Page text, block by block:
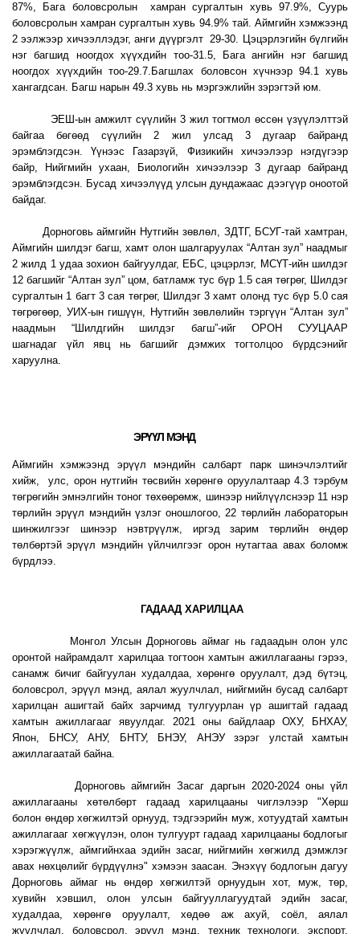
87%, Бага боловсролын хамран сургалтын хувь 97.9%, Суурь
боловсролын хамран сургалтын хувь 94.9% тай. Аймгийн хэмжээнд
2 ээлжээр хичээллэдэг, анги дүүргэлт 29-30. Цэцэрлэгийн бүлгийн
нэг багшид ноогдох хүүхдийн тоо-31.5, Бага ангийн нэг багшид
ноогдох хүүхдийн тоо-29.7.Багшлах боловсон хүчнээр 94.1 хувь
хангагдсан. Багш нарын 49.3 хувь нь мэргэжлийн зэрэгтэй юм.
ЭЕШ-ын амжилт сүүлийн 3 жил тогтмол өссөн үзүүлэлттэй
байгаа бөгөөд сүүлийн 2 жил улсад 3 дугаар байранд
эрэмблэгдсэн. Үүнээс Газарзүй, Физикийн хичээлээр нэгдүгээр
байр, Нийгмийн ухаан, Биологийн хичээлээр 3 дугаар байранд
эрэмблэгдсэн. Бусад хичээлүүд улсын дундажаас дээгүүр оноотой
байдаг.
Дорноговь аймгийн Нутгийн зөвлөл, ЗДТГ, БСУГ-тай хамтран,
Аймгийн шилдэг багш, хамт олон шалгаруулах “Алтан зул” наадмыг
2 жилд 1 удаа зохион байгуулдаг, ЕБС, цэцэрлэг, МСҮТ-ийн шилдэг
12 багшийг “Алтан зул” цом, батламж тус бүр 1.5 сая төгрөг, Шилдэг
сургалтын 1 багт 3 сая төгрөг, Шилдэг 3 хамт олонд тус бүр 5.0 сая
төгрөгөөр, УИХ-ын гишүүн, Нутгийн зөвлөлийн тэргүүн “Алтан зул”
наадмын “Шилдгийн шилдэг багш”-ийг ОРОН СУУЦААР
шагнадаг үйл явц нь багшийг дэмжих тогтолцоо бүрдсэнийг
харуулна.
ЭРҮҮЛ МЭНД
Аймгийн хэмжээнд эрүүл мэндийн салбарт парк шинэчлэлтийг
хийж, улс, орон нутгийн төсвийн хөрөнгө оруулалтаар 4.3 тэрбум
төгрөгийн эмнэлгийн тоног төхөөрөмж, шинээр нийлүүлснээр 11 нэр
төрлийн эрүүл мэндийн үзлэг оношлогоо, 22 төрлийн лабораторын
шинжилгээг шинээр нэвтрүүлж, иргэд зарим төрлийн өндөр
төлбөртэй эрүүл мэндийн үйлчилгээг орон нутагтаа авах боломж
бүрдлээ.
ГАДААД ХАРИЛЦАА
Монгол Улсын Дорноговь аймаг нь гадаадын олон улс
оронтой найрамдалт харилцаа тогтоон хамтын ажиллагааны гэрээ,
санамж бичиг байгуулан худалдаа, хөрөнгө оруулалт, дэд бүтэц,
боловсрол, эрүүл мэнд, аялал жуулчлал, нийгмийн бусад салбарт
харилцан ашигтай байх зарчимд тулгуурлан үр ашигтай гадаад
хамтын ажиллагааг явуулдаг. 2021 оны байдлаар ОХУ, БНХАУ,
Япон, БНСУ, АНУ, БНТУ, БНЭУ, АНЭУ зэрэг улстай хамтын
ажиллагаатай байна.
Дорноговь аймгийн Засаг даргын 2020-2024 оны үйл
ажиллагааны хөтөлбөрт гадаад харилцааны чиглэлээр "Хөрш
болон өндөр хөгжилтэй орнууд, тэдгээрийн муж, хотуудтай хамтын
ажиллагааг хөгжүүлэн, олон тулгуурт гадаад харилцааны бодлогыг
хэрэгжүүлж, аймгийнхаа эдийн засаг, нийгмийн хөгжилд дэмжлэг
авах нөхцөлийг бүрдүүлнэ" хэмээн заасан. Энэхүү бодлогын дагуу
Дорноговь аймаг нь өндөр хөгжилтэй орнуудын хот, муж, төр,
хувийн хэвшил, олон улсын байгууллагуудтай эдийн засаг,
худалдаа, хөрөнгө оруулалт, хөдөө аж ахуй, соёл, аялал
жуулчлал, боловсрол, эрүүл мэнд, техник технологи, экспорт,